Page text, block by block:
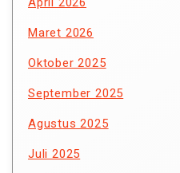
Maret 2026
Oktober 2025
September 2025
Agustus 2025
Juli 2025